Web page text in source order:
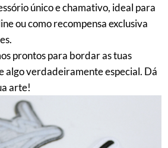
único e chamativo, ideal para
ou como recompensa exclusiva
prontos para bordar as tuas
algo verdadeiramente especial. Dá
arte!